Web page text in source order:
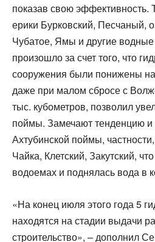
показав свою эффективность.
ерики Бурковский, Песчаный,
Чубатое, Ямы и другие
произошло за счет того, что
сооружения были понижены
даже при малом сбросе с
тыс. кубометров, позволил
поймы. Замечают тенденцию и
Ахтубинской поймы,
Чайка, Клетский, Закутский,
водоемах и поднялась вода в
«На конец июля этого года 5
находятся на стадии выдачи
строительство», – дополнил